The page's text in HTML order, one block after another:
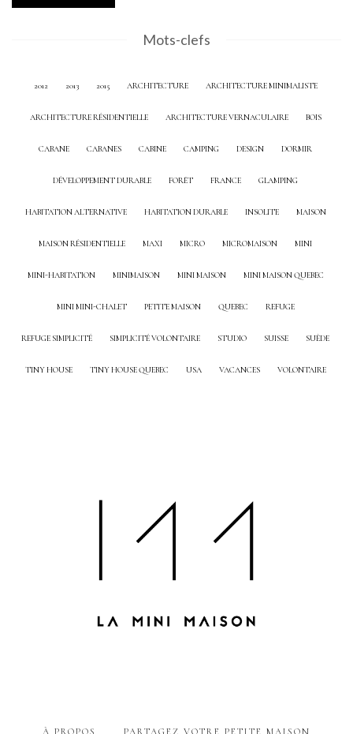
Mots-clefs
2012 2013 2015 ARCHITECTURE ARCHITECTURE MINIMALISTE
ARCHITECTURE RÉSIDENTIELLE ARCHITECTURE VERNACULAIRE BOIS
CABANE CABANES CABINE CAMPING DESIGN DORMIR
DÉVELOPPEMENT DURABLE FORÊT FRANCE GLAMPING
HABITATION ALTERNATIVE HABITATION DURABLE INSOLITE MAISON
MAISON RÉSIDENTIELLE MAXI MICRO MICROMAISON MINI
MINI-HABITATION MINIMAISON MINI MAISON MINI MAISON QUEBEC
MINI MINI-CHALET PETITE MAISON QUEBEC REFUGE
REFUGE SIMPLICITÉ SIMPLICITÉ VOLONTAIRE STUDIO SUISSE SUÈDE
TINY HOUSE TINY HOUSE QUEBEC USA VACANCES VOLONTAIRE
À PROPOS PARTAGEZ VOTRE PETITE MAISON